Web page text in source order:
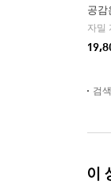
공감
자밀
검
이